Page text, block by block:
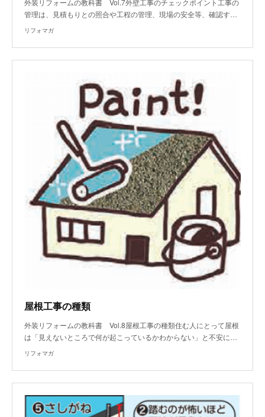
管理は、見積もりとの照合や工程の管理、現場の安全等、確認す…
リフォマガ
屋根工事の種類
外装リフォームの教科書 Vol.8屋根工事の種類住む人にとって屋根
は「見えないところで何が起こっているかわからない」と不安に…
リフォマガ